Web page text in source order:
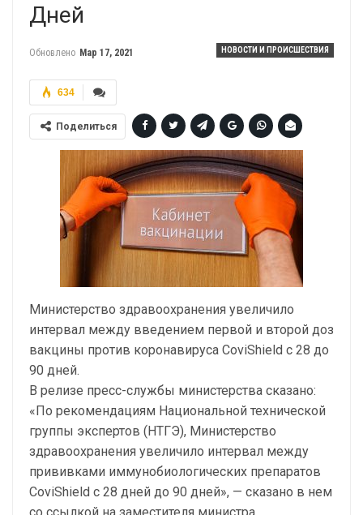
Дней
НОВОСТИ И ПРОИСШЕСТВИЯ
Обновлено Мар 17, 2021
634
Поделиться
Министерство здравоохранения увеличило
интервал между введением первой и второй доз
вакцины против коронавируса CoviShield с 28 до
90 дней.
В релизе пресс-службы министерства сказано:
«По рекомендациям Национальной технической
группы экспертов (НТГЭ), Министерство
здравоохранения увеличило интервал между
прививками иммунобиологических препаратов
CoviShield с 28 дней до 90 дней», — сказано в нем